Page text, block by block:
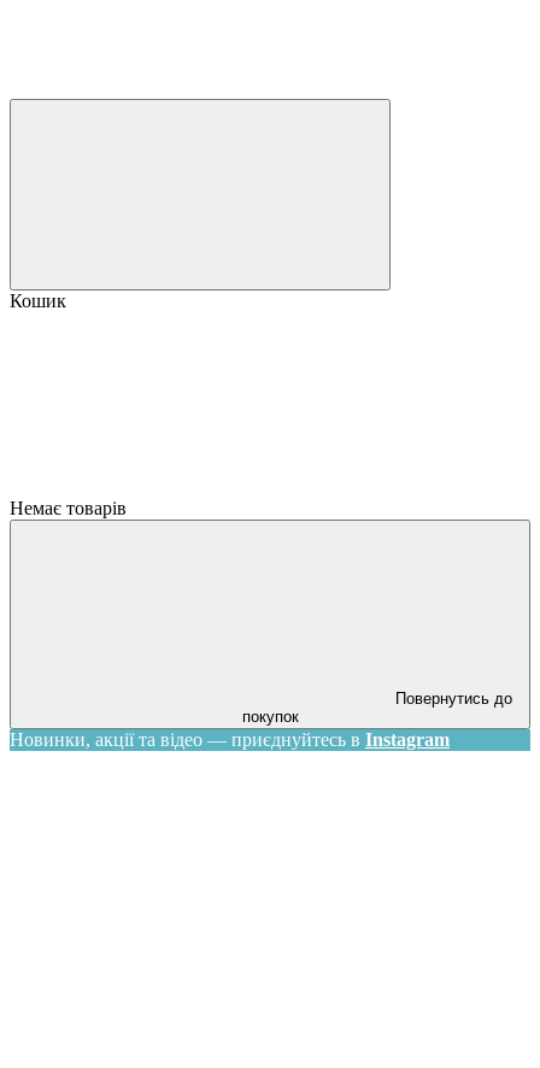
Кошик
Немає товарів
Повернутись до
покупок
Новинки, акції та відео — приєднуйтесь в Instagram